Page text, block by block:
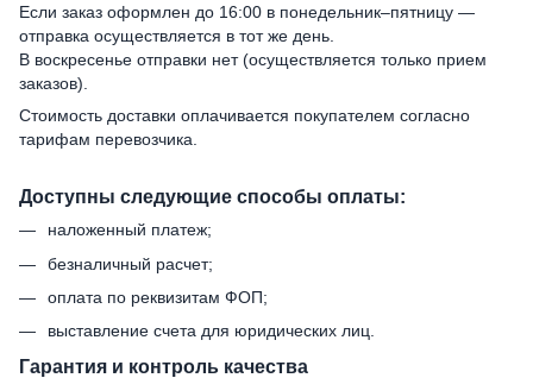
Если заказ оформлен до 16:00 в понедельник–пятницу —
отправка осуществляется в тот же день.
В воскресенье отправки нет (осуществляется только прием
заказов).
Стоимость доставки оплачивается покупателем согласно
тарифам перевозчика.
Доступны следующие способы оплаты:
наложенный платеж;
безналичный расчет;
оплата по реквизитам ФОП;
выставление счета для юридических лиц.
Гарантия и контроль качества